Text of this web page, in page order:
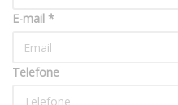
E-mail *
Telefone